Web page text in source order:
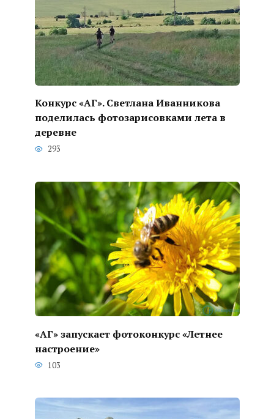
Конкурс «АГ». Светлана Иванникова
поделилась фотозарисовками лета в
деревне
293
«АГ» запускает фотоконкурс «Летнее
настроение»
103